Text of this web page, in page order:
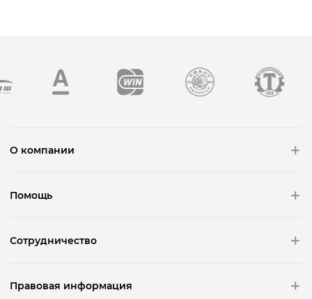
О компании
Помощь
Сотрудничество
Правовая информация